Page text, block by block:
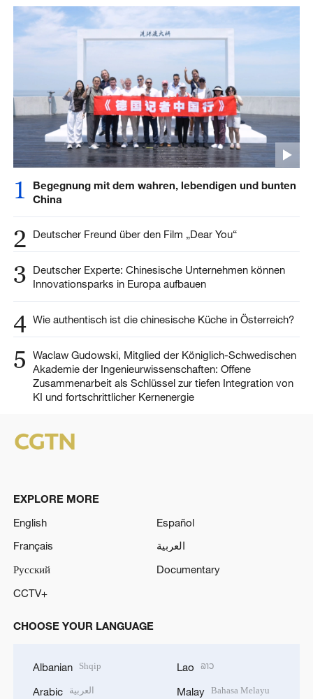
1
Begegnung mit dem wahren, lebendigen und bunten
China
2 Deutscher Freund über den Film „Dear You“
3
Deutscher Experte: Chinesische Unternehmen können
Innovationsparks in Europa aufbauen
4 Wie authentisch ist die chinesische Küche in Österreich?
5
Waclaw Gudowski, Mitglied der Königlich-Schwedischen
Akademie der Ingenieurwissenschaften: Offene
Zusammenarbeit als Schlüssel zur tiefen Integration von
KI und fortschrittlicher Kernenergie
EXPLORE MORE
English
Español
Français
العربية
Русский
Documentary
CCTV+
CHOOSE YOUR LANGUAGE
Albanian Shqip
Arabic العربية
Lao ລາວ
Malay Bahasa Melayu